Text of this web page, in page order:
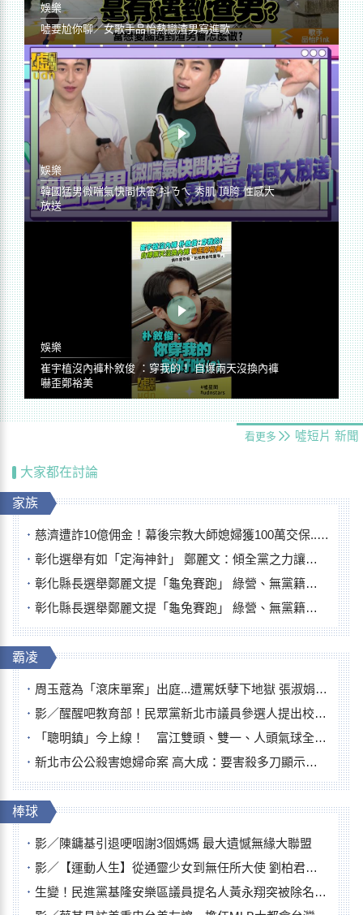
娛樂
噓要尬你聊／女歌手品怡熱戀渣男寫進歌
娛樂
韓國猛男微喘氣快問快答 抖ㄋㄟ 秀肌 頂胯 性感大
放送
娛樂
崔宇植沒內褲朴敘俊 ：穿我的！ 自爆兩天沒換內褲
嚇歪鄭裕美
看更多 噓短片 新聞
大家都在討論
家族
慈濟遭詐10億佣金！幕後宗教大師媳婦獲100萬交保...快步奔離不發一語
彰化選舉有如「定海神針」 鄭麗文：傾全黨之力讓彰化贏
彰化縣長選舉鄭麗文提「龜兔賽跑」 綠營、無黨籍忙否認是烏龜
彰化縣長選舉鄭麗文提「龜兔賽跑」 綠營、無黨籍忙否認是烏龜
霸凌
周玉蔻為「滾床單案」出庭...遭罵妖孽下地獄 張淑娟批：舌頭殺人有罪
影／醒醒吧教育部！民眾黨新北市議員參選人提出校園反毒防線升級政見
「聰明鎮」今上線！ 富江雙頭、雙一、人頭氣球全登場
新北市公公殺害媳婦命案 高大成：要害殺多刀顯示怨恨深
棒球
影／陳鏞基引退哽咽謝3個媽媽 最大遺憾無緣大聯盟
影／【運動人生】從通靈少女到無任所大使 劉柏君女裁判人生國際發光
生變！民進黨基隆安樂區議員提名人黃永翔突被除名 將另提他人